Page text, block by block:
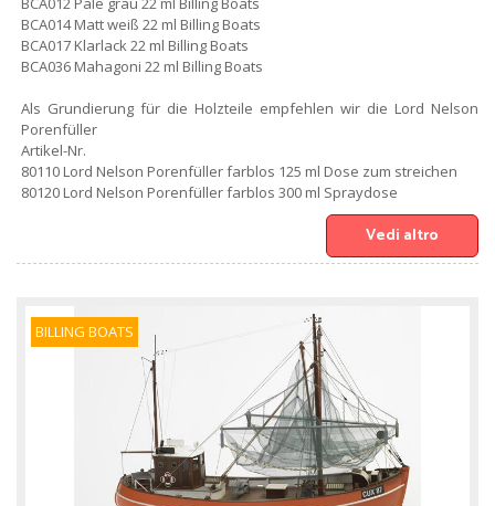
BCA014 Matt weiß 22 ml Billing Boats
BCA017 Klarlack 22 ml Billing Boats
BCA036 Mahagoni 22 ml Billing Boats
Als Grundierung für die Holzteile empfehlen wir die Lord Nelson
Porenfüller
Artikel-Nr.
80110 Lord Nelson Porenfüller farblos 125 ml Dose zum streichen
80120 Lord Nelson Porenfüller farblos 300 ml Spraydose
Vedi altro
BILLING BOATS